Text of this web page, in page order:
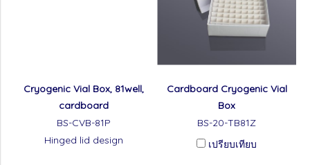
Cryogenic Vial Box, 81well,
cardboard
BS-CVB-81P
Hinged lid design
Cardboard Cryogenic Vial
Box
BS-20-TB81Z
เปรียบเทียบ